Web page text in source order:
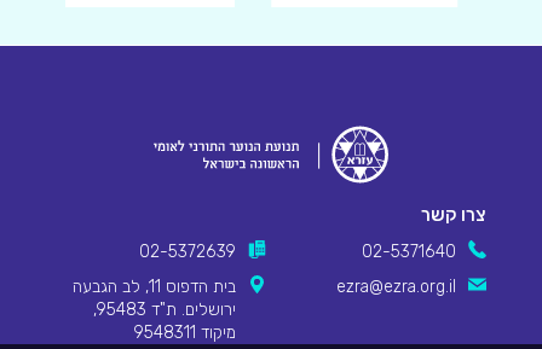
צרו קשר
02-5371640
02-5372639
ezra@ezra.org.il
בית הדפוס 11, לב הגבעה
ירושלים. ת"ד 95483,
מיקוד 9548311